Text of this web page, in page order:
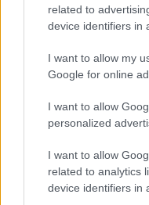
related to
device identifiers in
I want to allow my
Google for online
I want to allow
personalized
I want to allow
related to analytics
device identifiers in
ΔΕΙΤΕ ΕΠΙΣΗΣ